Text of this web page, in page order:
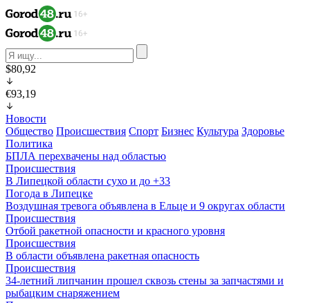
$80,92
€93,19
Новости
Общество Происшествия Спорт Бизнес Культура Здоровье
Политика
БПЛА перехвачены над областью
Происшествия
В Липецкой области сухо и до +33
Погода в Липецке
Воздушная тревога объявлена в Ельце и 9 округах области
Происшествия
Отбой ракетной опасности и красного уровня
Происшествия
В области объявлена ракетная опасность
Происшествия
34-летний липчанин прошел сквозь стены за запчастями и
рыбацким снаряжением